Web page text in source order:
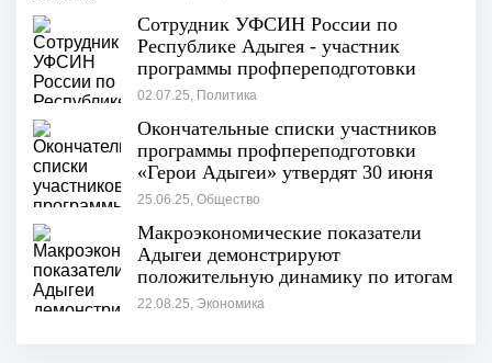
Сотрудник УФСИН России по
Республике Адыгея - участник
программы профпереподготовки
ветеранов СВО "Герои Адыгеи"
02.07.25, Политика
Окончательные списки участников
программы профпереподготовки
«Герои Адыгеи» утвердят 30 июня
25.06.25, Общество
Макроэкономические показатели
Адыгеи демонстрируют
положительную динамику по итогам
I полугодия"
22.08.25, Экономика